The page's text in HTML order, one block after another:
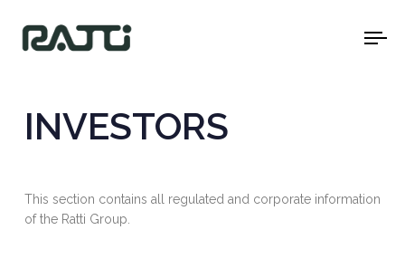
INVESTORS
This section contains all regulated and corporate information
of the Ratti Group.